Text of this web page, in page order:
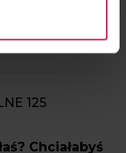
125
Chciałabyś